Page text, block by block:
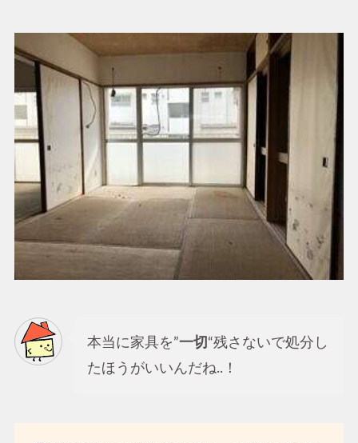
本当に家具を”一切 “残さないで処分し
たほうがいいんだね..！